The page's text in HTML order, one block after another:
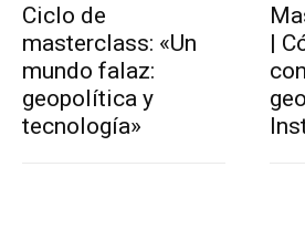
Ciclo de
masterclass: «Un
mundo falaz:
geopolítica y
tecnología»
|